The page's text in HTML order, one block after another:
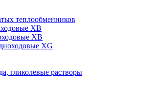
теплообменников
XB
ХВ
ХG
гликолевые растворы